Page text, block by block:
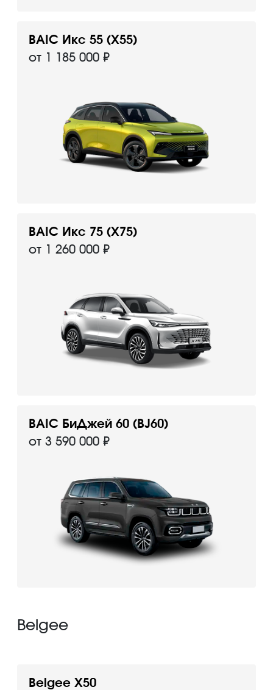
BAIC Икс 55 (X55)
от 1 185 000 ₽
BAIC Икс 75 (X75)
от 1 260 000 ₽
BAIC БиДжей 60 (BJ60)
от 3 590 000 ₽
Belgee
Belgee X50